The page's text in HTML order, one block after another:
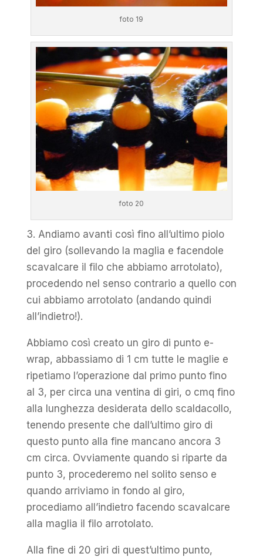
foto 19
foto 20
3. Andiamo avanti così fino all’ultimo piolo
del giro (sollevando la maglia e facendole
scavalcare il filo che abbiamo arrotolato),
procedendo nel senso contrario a quello con
cui abbiamo arrotolato (andando quindi
all’indietro!).
Abbiamo così creato un giro di punto e-
wrap, abbassiamo di 1 cm tutte le maglie e
ripetiamo l’operazione dal primo punto fino
al 3, per circa una ventina di giri, o cmq fino
alla lunghezza desiderata dello scaldacollo,
tenendo presente che dall’ultimo giro di
questo punto alla fine mancano ancora 3
cm circa. Ovviamente quando si riparte da
punto 3, procederemo nel solito senso e
quando arriviamo in fondo al giro,
procediamo all’indietro facendo scavalcare
alla maglia il filo arrotolato.
Alla fine di 20 giri di quest’ultimo punto,